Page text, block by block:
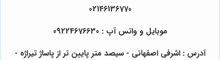
02146136770
موبایل و واتس آپ : 09224676630
آدرس : اشرفی اصفهانی - سیصد متر پایین تر از پاساژ تیراژه -